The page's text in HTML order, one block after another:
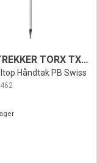
SKRUTREKKER TORX TX9 ESD1124
Håndtak PB Swiss